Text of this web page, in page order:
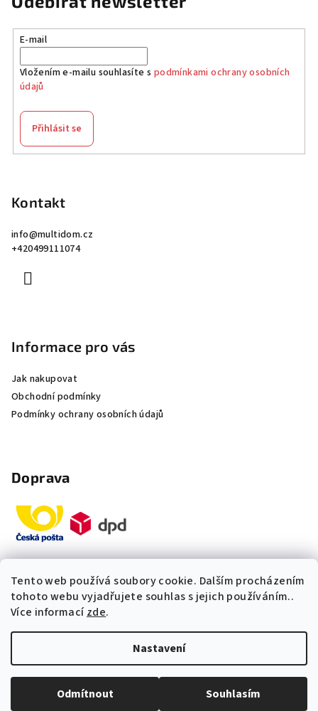
Tento web používá soubory cookie. Dalším procházením
tohoto webu vyjadřujete souhlas s jejich používáním..
Více informacízde.
Nastavení
Odmítnout Souhlasím
E-mail
Vložením e-mailu souhlasíte s podmínkami ochrany osobních
údajů
Přihlásit se
Kontakt
info@multidom.cz
+420499111074
Informace pro vás
Jak nakupovat
Obchodní podmínky
Podmínky ochrany osobních údajů
Doprava
Platby
Upravit nastavení cookies
„Odpovídáme okamžitě. S čím
vám můžeme pomoci?“